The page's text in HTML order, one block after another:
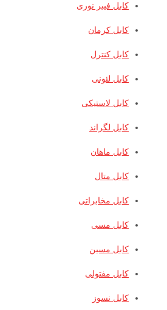
کابل فیبر نوری
کابل کرمان
کابل کنترل
کابل لئونی
کابل لاستیکی
کابل لگراند
کابل ماهان
کابل متال
کابل مخابراتی
کابل مسی
کابل مسین
کابل مفتولی
کابل نسوز